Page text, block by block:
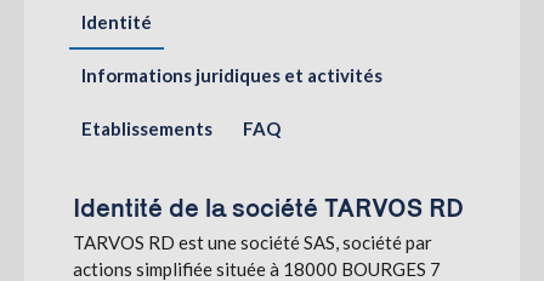
SERVICES
S'abonner
Identité
Informations juridiques et activités
Etablissements FAQ
Identité de la société TARVOS RD
TARVOS RD est une société SAS, société par
actions simplifiée située à 18000 BOURGES 7